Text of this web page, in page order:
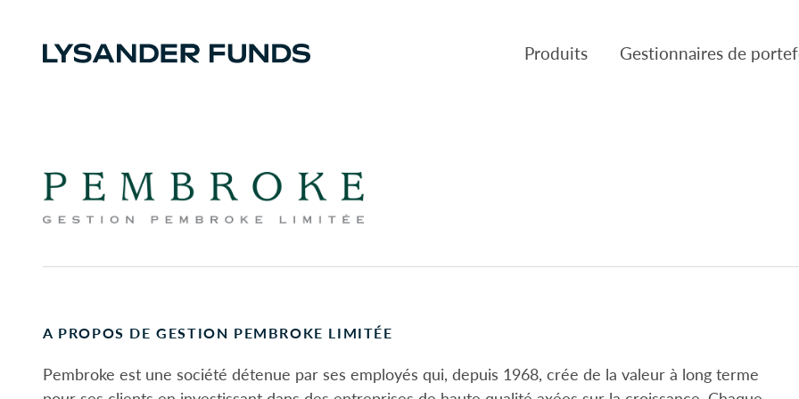
Produits Gestionnaires de
Patient Capital
A PROPOS DE GESTION PEMBROKE LIMITÉE
Pembroke est une société détenue par ses employés qui, depuis 1968, crée de la valeur à long terme